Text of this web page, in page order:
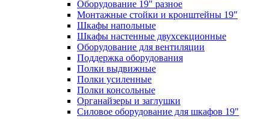
Оборудование 19" разное
Монтажные стойки и кронштейны 19"
Шкафы напольные
Шкафы настенные двухсекционные
Оборудование для вентиляции
Поддержка оборудования
Полки выдвижные
Полки усиленные
Полки консольные
Органайзеры и заглушки
Силовое оборудование для шкафов 19"